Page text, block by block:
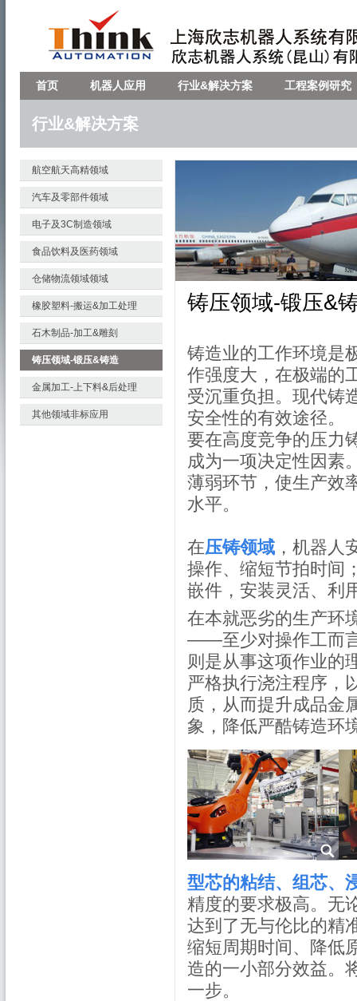
首页 机器人应用 行业&解决方案 工程案例研究
行业&解决方案
航空航天高精领域
汽车及零部件领域
电子及3C制造领域
食品饮料及医药领域
仓储物流领域领域
橡胶塑料-搬运&加工处理
石木制品-加工&雕刻
铸压领域-锻压&铸造
金属加工-上下料&后处理
其他领域非标应用
铸压领域-锻压&
铸造业的工作环境是
作强度大，在极端的
受沉重负担。现代铸
安全性的有效途径。
要在高度竞争的压力
成为一项决定性因素
薄弱环节，使生产效
水平。
在压铸领域 ，机器人
操作、缩短节拍时间
嵌件，安装灵活、利
在本就恶劣的生产环
——至少对操作工而
则是从事这项作业的
严格执行浇注程序，
质，从而提升成品金
象，降低严酷铸造环
型芯的粘结、组芯、
精度的要求极高。无
达到了无与伦比的精
缩短周期时间、降低
造的一小部分效益。
一步。